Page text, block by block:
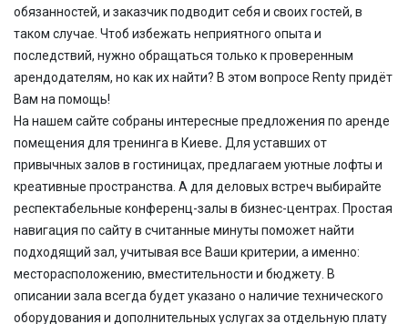
обязанностей, и заказчик подводит себя и своих гостей, в
таком случае. Чтоб избежать неприятного опыта и
последствий, нужно обращаться только к проверенным
арендодателям, но как их найти? В этом вопросе Renty придёт
Вам на помощь!
На нашем сайте собраны интересные предложения по аренде
помещения для тренинга в Киеве. Для уставших от
привычных залов в гостиницах, предлагаем уютные лофты и
креативные пространства. А для деловых встреч выбирайте
респектабельные конференц-залы в бизнес-центрах. Простая
навигация по сайту в считанные минуты поможет найти
подходящий зал, учитывая все Ваши критерии, а именно:
месторасположению, вместительности и бюджету. В
описании зала всегда будет указано о наличие технического
оборудования и дополнительных услугах за отдельную плату